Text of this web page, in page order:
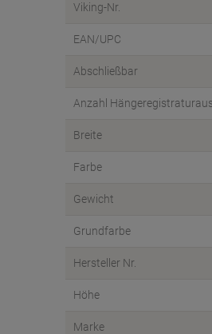
Viking-Nr.
EAN/UPC
Abschließbar
Anzahl
Breite
Farbe
Gewicht
Grundfarbe
Hersteller Nr.
Höhe
Marke